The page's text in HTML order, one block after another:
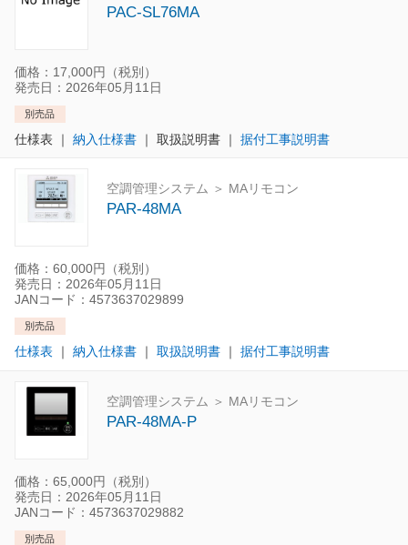
PAC-SL76MA
価格：17,000円（税別）
発売日：2026年05月11日
別売品
仕様表 ｜ 納入仕様書 ｜ 取扱説明書｜ 据付工事説明書
空調管理システム ＞ MAリモコン
PAR-48MA
価格：60,000円（税別）
発売日：2026年05月11日
JANコード：4573637029899
別売品
仕様表 ｜ 納入仕様書 ｜ 取扱説明書 ｜ 据付工事説明書
空調管理システム ＞ MAリモコン
PAR-48MA-P
価格：65,000円（税別）
発売日：2026年05月11日
JANコード：4573637029882
別売品